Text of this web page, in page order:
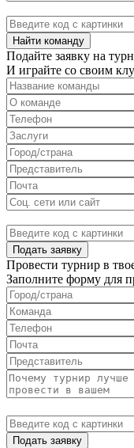
Найти команду
Подайте заявку на
И играйте со своим
Подать заявку
Провести турнир в
Заполните форму для
Подать заявку